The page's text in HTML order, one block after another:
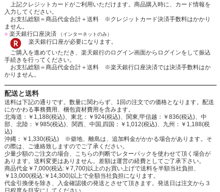
上記クレジットカードがご利用いただけます。商品購入時に、カード情報を
入力してください。
お支払総額＝商品代金合計＋送料 ※クレジットカード決済手数料はかかり
ません。
○楽天銀行口座決済 （インターネットのみ）
楽天銀行口座が必要になります。
ご購入を進めていただき、楽天銀行のログイン画面からログインをして振込
手続きを行ってください。
お支払総額＝商品代金合計＋送料 ※楽天銀行口座決済では決済手数料はか
かりません。
配送と送料
送料は下記の通りです。数量に関わらず、1回の注文での価格となります。配送
にかかわる事務費用、梱包資材費用を含みます。
北海道：￥1,188(税込)、東北：￥924(税込)、関東,甲信越：￥836(税込)、中
部、北陸：￥985(税込)、関西、中国,四国：￥1,012(税込)、九州：￥1,188(税
込)
沖縄：￥1,330(税込) ※僻地、離島は、追加料金がかかる場合があります。そ
の際は、ご連絡致しますのでご了承ください。
少量少額のご注文の場合、こちらの判断でレターパックを使わせて頂く場合が
あります。送料変更はありません。差額は運営の経費としてご了承下さい。
商品代金￥7,000(税込:￥7,700)以上のお買い上げで送料を半額当社負担、
￥13,000(税込:￥14,300)以上で全額当社負担になります。
代金引換便を除き、入金確認後の発送とさせて頂きます。発送日は注文から３
日程度を目安にしてください。